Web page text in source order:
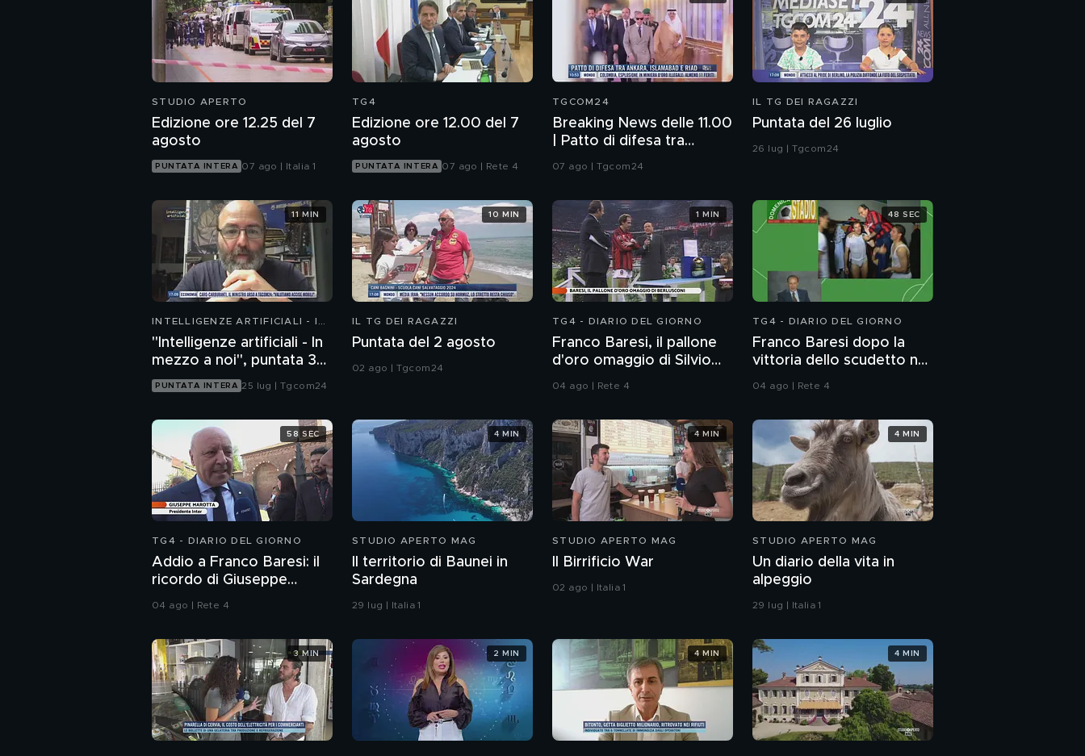
STUDIO APERTO
Edizione ore 12.25 del 7
agosto
PUNTATA INTERA 07 ago | Italia 1
TG4
Edizione ore 12.00 del 7
agosto
PUNTATA INTERA 07 ago | Rete 4
TGCOM24
Breaking News delle 11.00
| Patto di difesa tra
Ankara, Islamabad e Riad
07 ago | Tgcom24
IL TG DEI RAGAZZI
Puntata del 26 luglio
26 lug | Tgcom24
INTELLIGENZE ARTIFICIALI - IN
"Intelligenze artificiali - In
mezzo a noi", puntata 35:
il progetto Glasswing
PUNTATA INTERA 25 lug | Tgcom24
11 MIN
IL TG DEI RAGAZZI
Puntata del 2 agosto
02 ago | Tgcom24
10 MIN
TG4 - DIARIO DEL GIORNO
Franco Baresi, il pallone
d'oro omaggio di Silvio
Berlusconi
04 ago | Rete 4
1 MIN
TG4 - DIARIO DEL GIORNO
Franco Baresi dopo la
vittoria dello scudetto nel
04 ago | Rete 4
48 SEC
TG4 - DIARIO DEL GIORNO
Addio a Franco Baresi: il
ricordo di Giuseppe
Marotta, Presidente
04 ago | Rete 4
58 SEC
STUDIO APERTO MAG
Il territorio di Baunei in
Sardegna
29 lug | Italia 1
4 MIN
STUDIO APERTO MAG
Il Birrificio War
02 ago | Italia 1
4 MIN
STUDIO APERTO MAG
Un diario della vita in
alpeggio
29 lug | Italia 1
4 MIN
3 MIN 2 MIN 4 MIN 4 MIN